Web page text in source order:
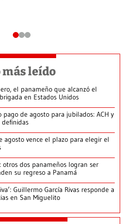
más leído
el panameño que alcanzó el
en Estados Unidos
pago de agosto para jubilados: ACH y
definidas
agosto vence el plazo para elegir el
otros dos panameños logran ser
su regreso a Panamá
Guillermo García Rivas responde a
en San Miguelito